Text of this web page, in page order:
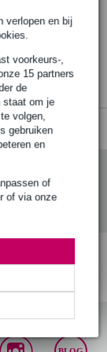
verlopen en bij
voorkeurs-,
15 partners
de
staat om je
volgen,
gebruiken
en
of
of via onze